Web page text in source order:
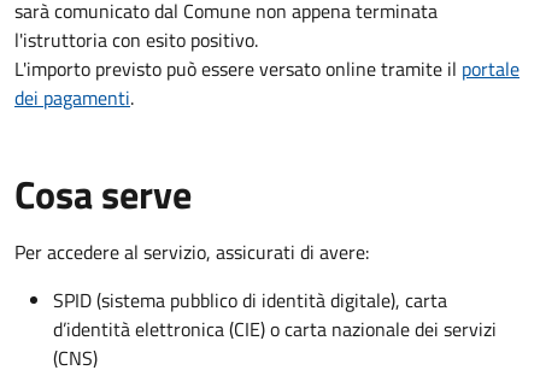
sarà comunicato dal Comune non appena terminata
l'istruttoria con esito positivo.
L'importo previsto può essere versato online tramite il portale
dei pagamenti.
Cosa serve
Per accedere al servizio, assicurati di avere:
SPID (sistema pubblico di identità digitale), carta
d’identità elettronica (CIE) o carta nazionale dei servizi
(CNS)